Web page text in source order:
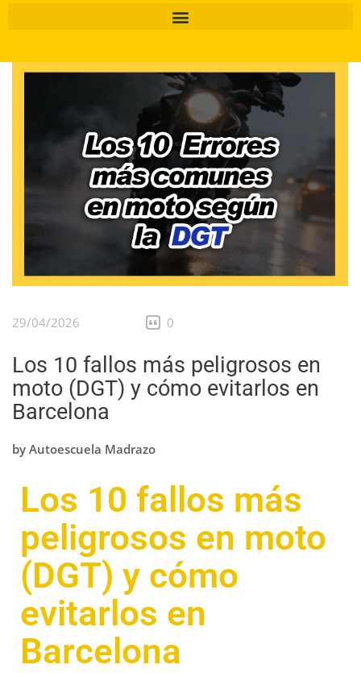
29/04/2026 0
Los 10 fallos más peligrosos en
moto (DGT) y cómo evitarlos en
Barcelona
by Autoescuela Madrazo
Los 10 fallos más
peligrosos en moto
(DGT) y cómo
evitarlos en
Barcelona